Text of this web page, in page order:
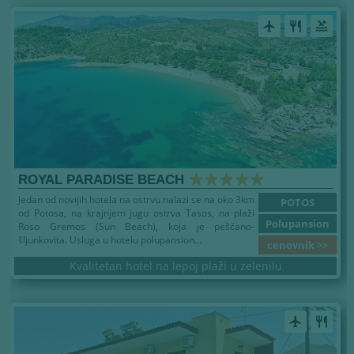
airplanemode_active restaurant pool
ROYAL PARADISE BEACH
POTOS
Polupansion
cenovnik >>
Jedan od novijih hotela na ostrvu nalazi se na oko 3km
od Potosa, na krajnjem jugu ostrva Tasos, na plaži
Roso Gremos (Sun Beach), koja je peščano-
šljunkovita. Usluga u hotelu polupansion...
Kvalitetan hotel na lepoj plaži u zelenilu
airplanemode_active restaurant